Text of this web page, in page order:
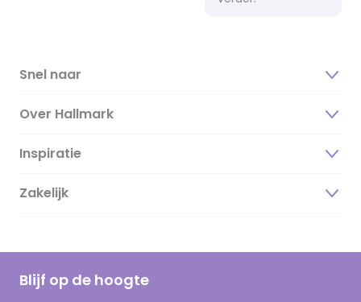
Snel naar
Over Hallmark
Over ons
Duurzaamheid
Hallmark Kaartclub
Inspiratie
Magazine
Cadeau inspiratie
Op kamp gedichten en versjes
Zakelijk
Blijf op de hoogte